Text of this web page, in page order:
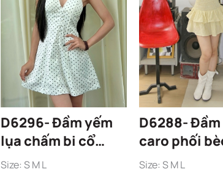
D6296- Đầm yếm
lụa chấm bi cổ
phối ren
Size: S M L
D6288-
caro phối
Size: S M L